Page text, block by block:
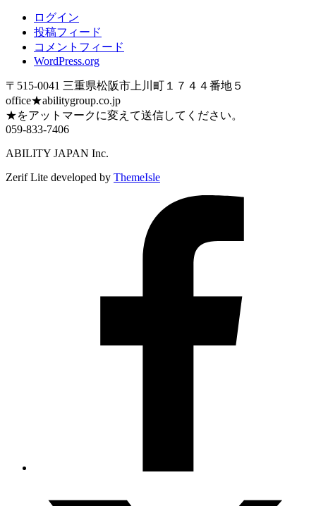
ログイン
投稿フィード
コメントフィード
WordPress.org
〒515-0041 三重県松阪市上川町１７４４番地５
office★abilitygroup.co.jp
★をアットマークに変えて送信してください。
059-833-7406
ABILITY JAPAN Inc.
Zerif Lite developed by ThemeIsle